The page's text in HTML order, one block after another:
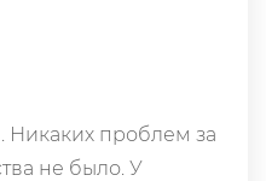
Никаких проблем за
не было. У